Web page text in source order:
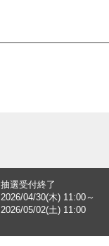
抽選受付終了
2026/04/30(木) 11:00～
2026/05/02(土) 11:00